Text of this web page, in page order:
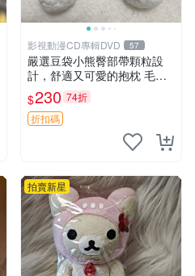
影視動漫CD專輯DVD 57
嚴選豆袋小熊臀部帶顆粒設
計，舒適又可愛的抱枕 毛絨
抱枕、臀部按摩、坐墊
$230 74折
折扣碼
拍賣新星